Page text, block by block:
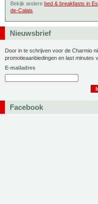
Bekijk andere bed & breakfasts in
de-Calais
Nieuwsbrief
Door in te schrijven voor de Charmio
promotieaanbiedingen en last minutes
E-mailadres
Facebook